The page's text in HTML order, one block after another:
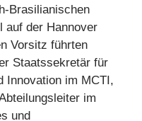
Brasilianischen
auf der Hannover
Vorsitz führten
Staatssekretär für
Innovation im MCTI,
im
und